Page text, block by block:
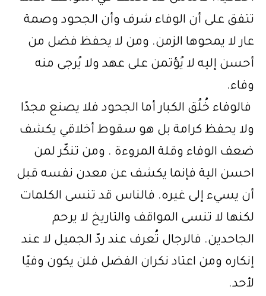
تتفق على أن الوفاء شرف وأن الجحود وصمة
عار لا يمحوها الزمن. ومن لا يحفظ فضل من
أحسن إليه لا يُؤتمن على عهد ولا يُرجى منه
وفاء.
فالوفاء خُلُق الكبار أما الجحود فلا يصنع مجدًا
ولا يحفظ كرامة بل هو سقوط أخلاقي يكشف
ضعف الوفاء وقلة المروءة . ومن تنكّر لمن
احسن الية فإنما يكشف عن معدن نفسه قبل
أن يسيء إلى غيره. فالناس قد تنسى الكلمات
لكنها لا تنسى المواقف والتاريخ لا يرحم
الجاحدين. فالرجال تُعرف عند ردّ الجميل لا عند
إنكاره ومن اعتاد نكران الفضل فلن يكون وفيًا
لأحد.